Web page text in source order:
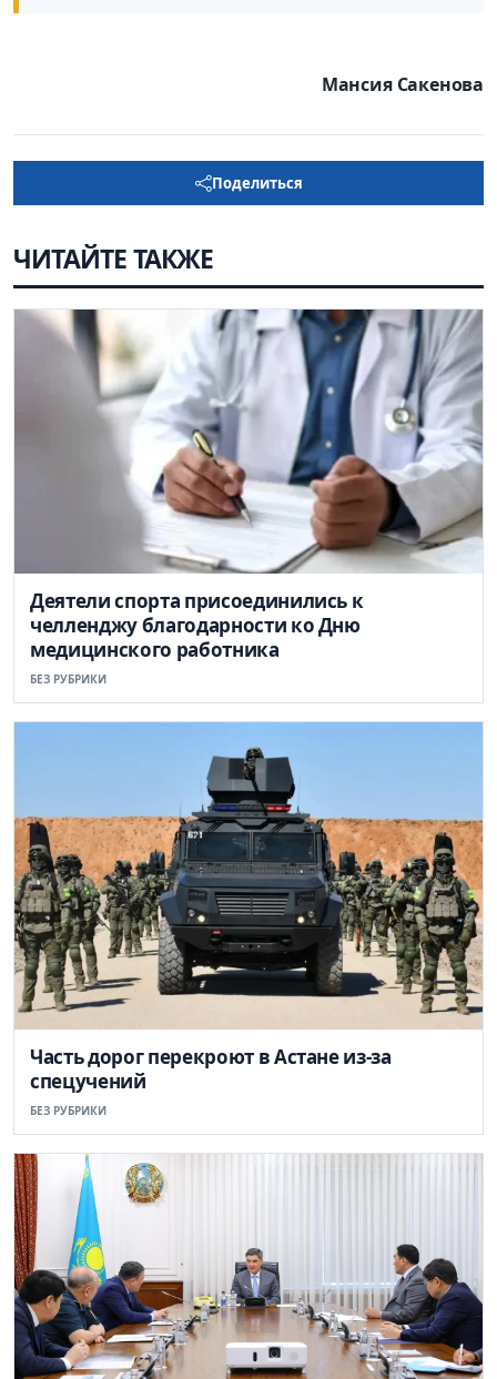
Мансия Сакенова
Поделиться
ЧИТАЙТЕ ТАКЖЕ
Деятели спорта присоединились к
челленджу благодарности ко Дню
медицинского работника
БЕЗ РУБРИКИ
Часть дорог перекроют в Астане из-за
спецучений
БЕЗ РУБРИКИ